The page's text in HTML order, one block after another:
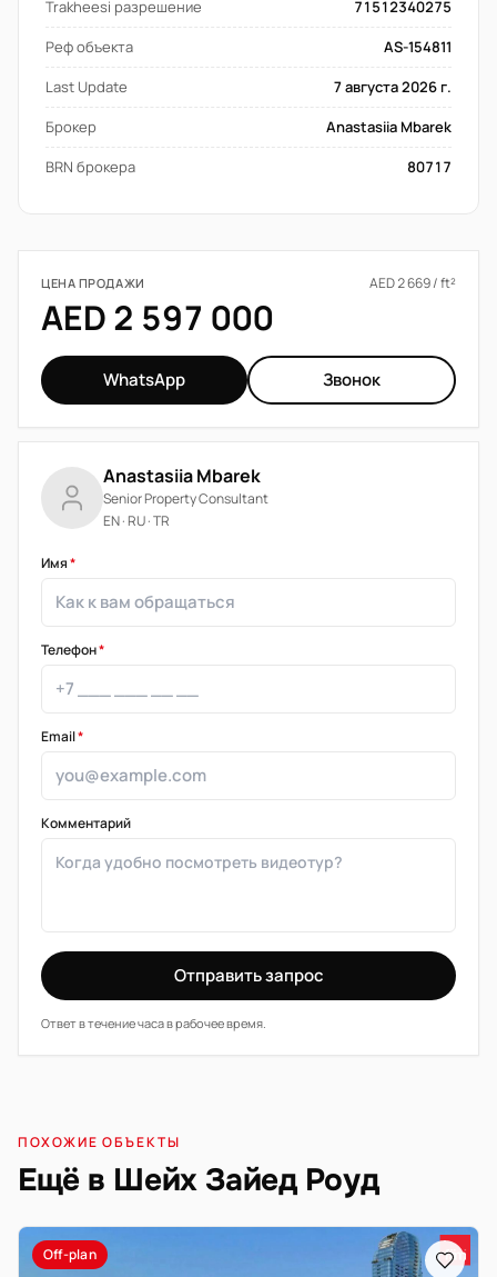
Trakheesi разрешение
71512340275
Реф объекта
AS-154811
Last Update
7 августа 2026 г.
Брокер
Anastasiia Mbarek
BRN брокера
80717
ЦЕНА ПРОДАЖИ AED 2 669 / ft²
AED 2 597 000
WhatsApp Звонок
Anastasiia Mbarek
Senior Property Consultant
EN · RU · TR
Имя*
Телефон*
Email*
Комментарий
Отправить запрос
Ответ в течение часа в рабочее время.
ПОХОЖИЕ ОБЪЕКТЫ
Ещё в Шейх Зайед Роуд
Off-plan